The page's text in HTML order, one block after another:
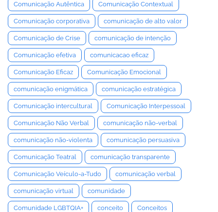
Comunicação Autêntica Comunicação Contextual
Comunicação corporativa comunicação de alto valor
Comunicação de Crise comunicação de intenção
Comunicação efetiva comunicacao eficaz
Comunicação Eficaz Comunicação Emocional
comunicação enigmática comunicação estratégica
Comunicação intercultural Comunicação Interpessoal
Comunicação Não Verbal comunicação não-verbal
comunicação não-violenta comunicação persuasiva
Comunicação Teatral comunicação transparente
Comunicação Veículo-a-Tudo comunicação verbal
comunicação virtual comunidade
Comunidade LGBTQIA+ conceito Conceitos